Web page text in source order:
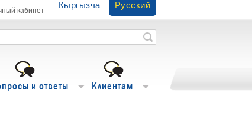
кабинет
и ответы Клиентам
Кыргызча Русский